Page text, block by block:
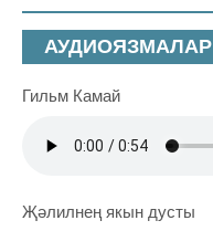
АУДИОЯЗМАЛАР
Гильм Камай
Җәлилнең якын дусты